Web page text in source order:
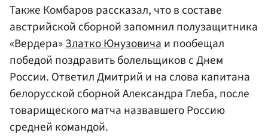
Также Комбаров рассказал, что в составе
австрийской сборной запомнил полузащитника
«Вердера»Златко Юнузовича и пообещал
победой поздравить болельщиков с Днем
России. Ответил Дмитрий и на слова капитана
белорусской сборной Александра Глеба, после
товарищеского матча назвавшего Россию
средней командой.